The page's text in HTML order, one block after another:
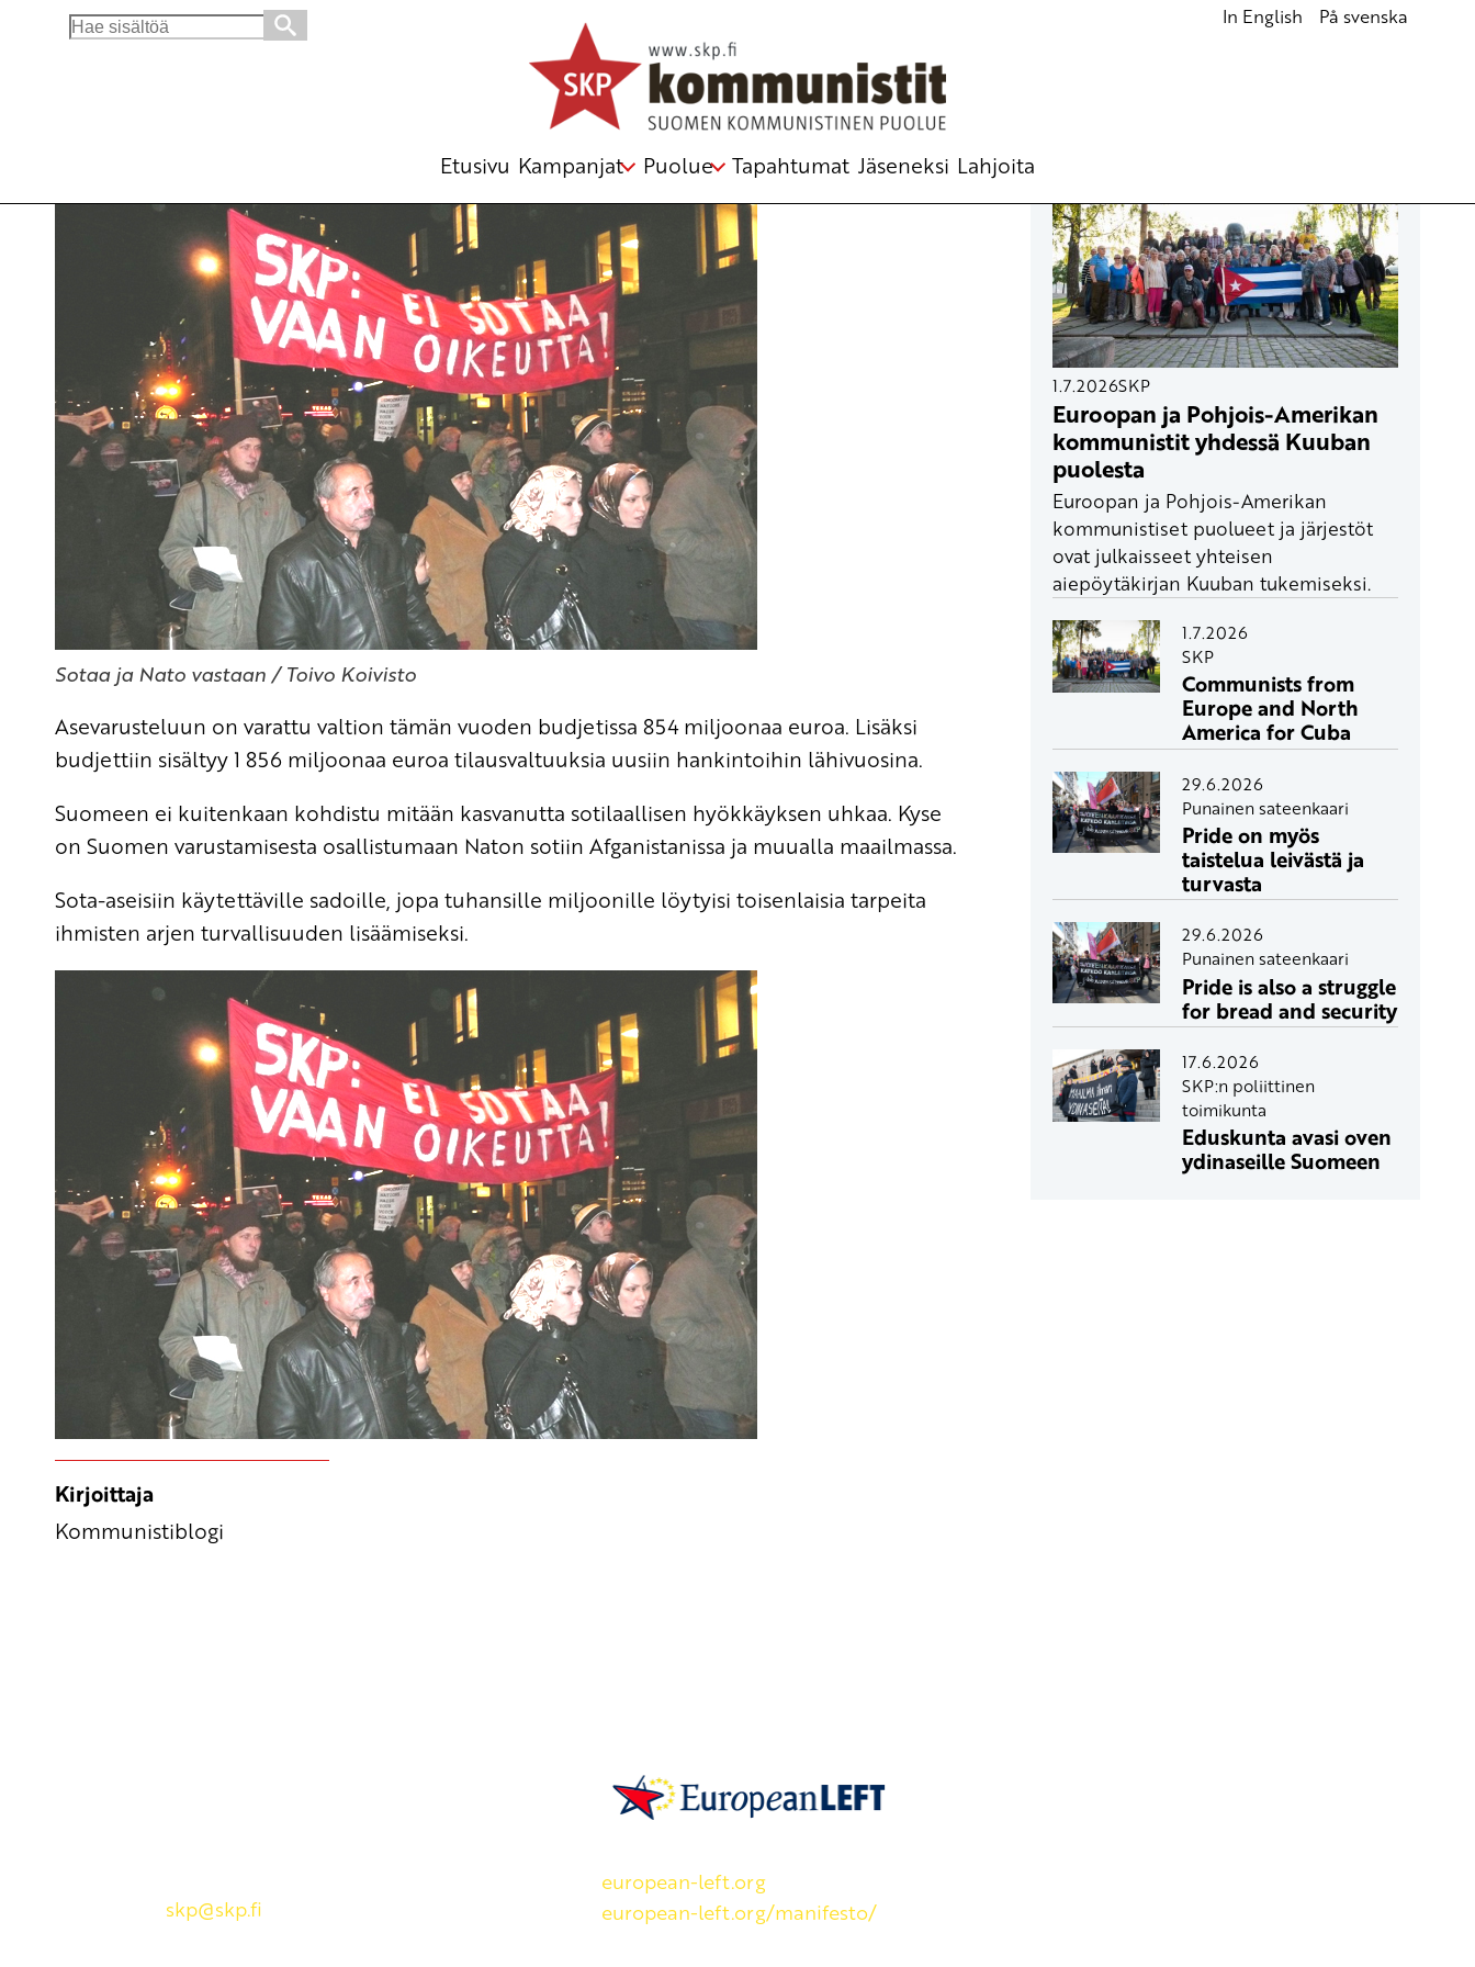
Search
In English På svenska
Etusivu Kampanjat Puolue Tapahtumat Jäseneksi Lahjoita
Sotaa ja Nato vastaan / Toivo Koivisto
Asevarusteluun on varattu valtion tämän vuoden budjetissa 854 miljoonaa euroa. Lisäksi
budjettiin sisältyy 1 856 miljoonaa euroa tilausvaltuuksia uusiin hankintoihin lähivuosina.
Suomeen ei kuitenkaan kohdistu mitään kasvanutta sotilaallisen hyökkäyksen uhkaa. Kyse
on Suomen varustamisesta osallistumaan Naton sotiin Afganistanissa ja muualla maailmassa.
Sota-aseisiin käytettäville sadoille, jopa tuhansille miljoonille löytyisi toisenlaisia tarpeita
ihmisten arjen turvallisuuden lisäämiseksi.
Kirjoittaja
Kommunistiblogi
1.7.2026SKP
Euroopan ja Pohjois-Amerikan
kommunistit yhdessä Kuuban
puolesta
Euroopan ja Pohjois-Amerikan
kommunistiset puolueet ja järjestöt
ovat julkaisseet yhteisen
aiepöytäkirjan Kuuban tukemiseksi.
1.7.2026
SKP
Communists from
Europe and North
America for Cuba
29.6.2026
Punainen sateenkaari
Pride on myös
taistelua leivästä ja
turvasta
29.6.2026
Punainen sateenkaari
Pride is also a struggle
for bread and security
17.6.2026
SKP:n poliittinen
toimikunta
Eduskunta avasi oven
ydinaseille Suomeen
skp@skp.fi
european-left.org
european-left.org/manifesto/